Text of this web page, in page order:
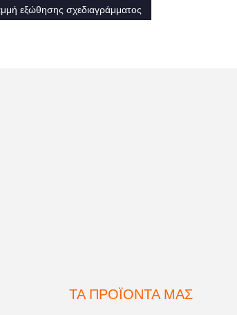
εξώθησης σχεδιαγράμματος
ΤΑ ΠΡΟΪΌΝΤΑ ΜΑΣ